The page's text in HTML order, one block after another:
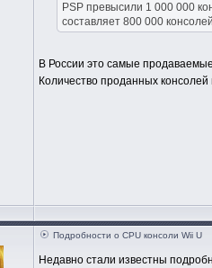
PSP превысили 1 000 000
составляет 800 000
В России это самые
Количество проданных
Подробности о CPU консоли Wii U
Недавно стали известны